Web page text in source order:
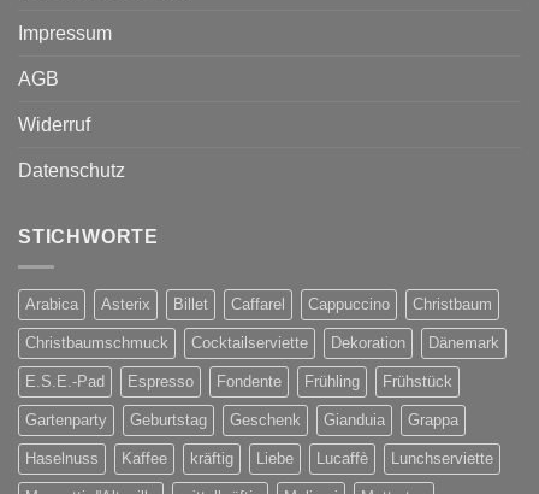
Impressum
AGB
Widerruf
Datenschutz
STICHWORTE
Arabica Asterix Billet Caffarel Cappuccino Christbaum
Christbaumschmuck Cocktailserviette Dekoration Dänemark
E.S.E.-Pad Espresso Fondente Frühling Frühstück
Gartenparty Geburtstag Geschenk Gianduia Grappa
Haselnuss Kaffee kräftig Liebe Lucaffè Lunchserviette